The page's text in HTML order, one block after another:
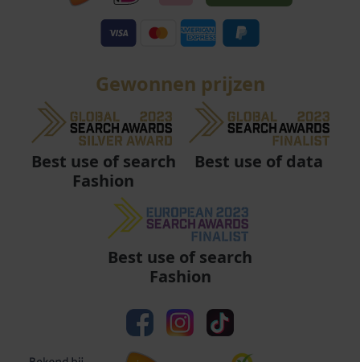
Gewonnen prijzen
Best use of search
Fashion
Best use of data
Best use of search
Fashion